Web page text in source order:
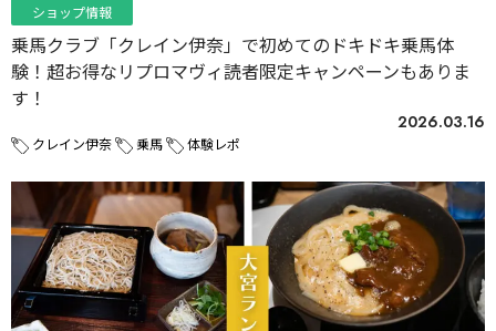
ショップ情報
乗馬クラブ「クレイン伊奈」で初めてのドキドキ乗馬体
験！超お得なリプロマヴィ読者限定キャンペーンもありま
す！
2026.03.16
クレイン伊奈 乗馬 体験レポ